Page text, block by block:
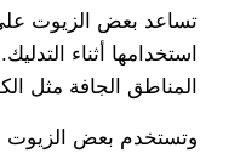
تساعد بعض الزيوت على
استخدامها أثناء
المناطق الجافة مثل
وتستخدم بعض الزيوت